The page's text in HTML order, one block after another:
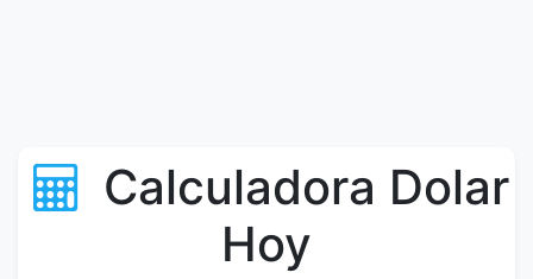
Calculadora Dolar
Hoy